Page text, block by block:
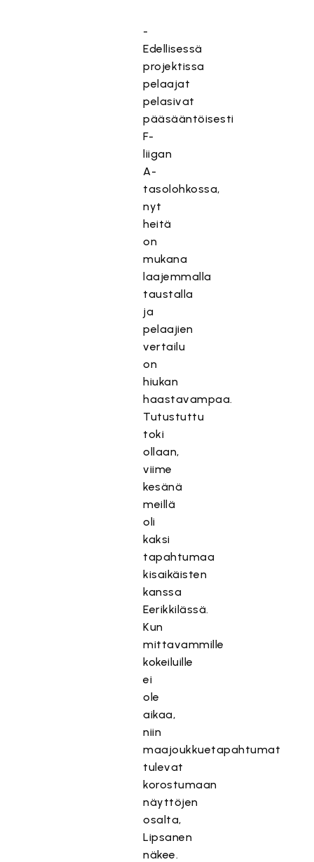
-
Edellisessä
projektissa
pelaajat
pelasivat
pääsääntöisesti
F-
liigan
A-
tasolohkossa,
nyt
heitä
on
mukana
laajemmalla
taustalla
ja
pelaajien
vertailu
on
hiukan
haastavampaa.
Tutustuttu
toki
ollaan,
viime
kesänä
meillä
oli
kaksi
tapahtumaa
kisaikäisten
kanssa
Eerikkilässä.
Kun
mittavammille
kokeiluille
ei
ole
aikaa,
niin
maajoukkuetapahtumat
tulevat
korostumaan
näyttöjen
osalta,
Lipsanen
näkee.